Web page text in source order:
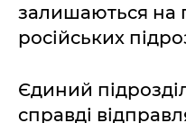
залишаються на
російських
Єдиний
справді